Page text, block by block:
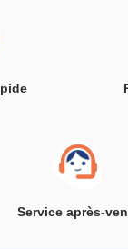
Service après-